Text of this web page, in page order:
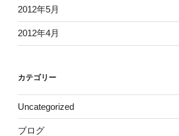
2012年5月
2012年4月
カテゴリー
Uncategorized
ブログ